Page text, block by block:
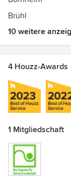
Daneben gibt es
Terrassenbau und
Brühl
10 weitere
4 Houzz-Awards
1 Mitgliedschaft